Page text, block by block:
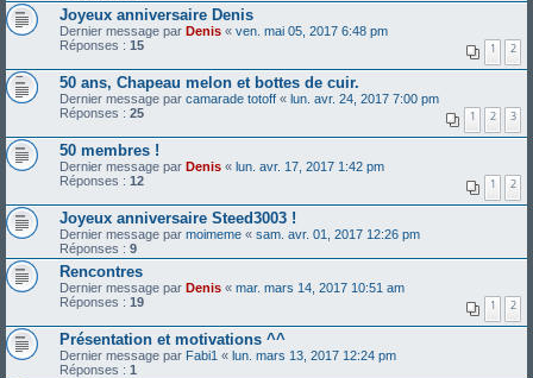
Joyeux anniversaire Denis
Dernier message par Denis « ven. mai 05, 2017 6:48 pm
Réponses : 15 1 2
50 ans, Chapeau melon et bottes de cuir.
Dernier message par camarade totoff « lun. avr. 24, 2017 7:00 pm
Réponses : 25 1 2 3
50 membres !
Dernier message par Denis « lun. avr. 17, 2017 1:42 pm
Réponses : 12 1 2
Joyeux anniversaire Steed3003 !
Dernier message par moimeme « sam. avr. 01, 2017 12:26 pm
Réponses : 9
Rencontres
Dernier message par Denis « mar. mars 14, 2017 10:51 am
Réponses : 19 1 2
Présentation et motivations ^^
Dernier message par Fabi1 « lun. mars 13, 2017 12:24 pm
Réponses : 1